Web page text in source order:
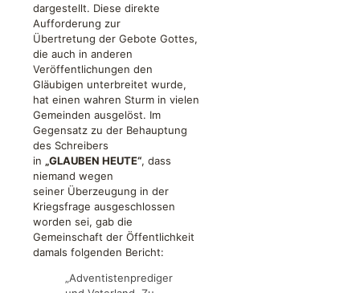
dargestellt. Diese direkte
Aufforderung zur
Übertretung der Gebote Gottes,
die auch in anderen
Veröffentlichungen den
Gläubigen unterbreitet wurde,
hat einen wahren Sturm in vielen
Gemeinden ausgelöst. Im
Gegensatz zu der Behauptung
des Schreibers
in „GLAUBEN HEUTE“, dass
niemand wegen
seiner Überzeugung in der
Kriegsfrage ausgeschlossen
worden sei, gab die
Gemeinschaft der Öffentlichkeit
damals folgenden Bericht:
„Adventistenprediger